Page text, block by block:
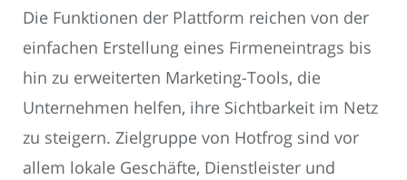
Die Funktionen der Plattform reichen von der
einfachen Erstellung eines Firmeneintrags bis
hin zu erweiterten Marketing-Tools, die
Unternehmen helfen, ihre Sichtbarkeit im Netz
zu steigern. Zielgruppe von Hotfrog sind vor
allem lokale Geschäfte, Dienstleister und